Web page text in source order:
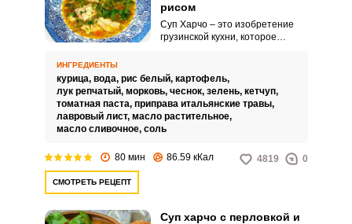
рисом
Суп Харчо – это изобретение
грузинской кухни, которое
вкус. Традиционный грузинский
суп варят с бараниной, острым
перцем, ткемали или аджикой.
ИНГРЕДИЕНТЫ
курица, вода, рис белый, картофель,
лук репчатый, морковь, чеснок, зелень, кетчуп,
томатная паста, приправа итальянские травы,
лавровый лист, масло растительное,
масло сливочное, соль
80 мин 86.59 кКал 4819 0
СМОТРЕТЬ РЕЦЕПТ
Суп харчо с перловкой и
Запомнить меня
ВХОД
Забыли пароль?